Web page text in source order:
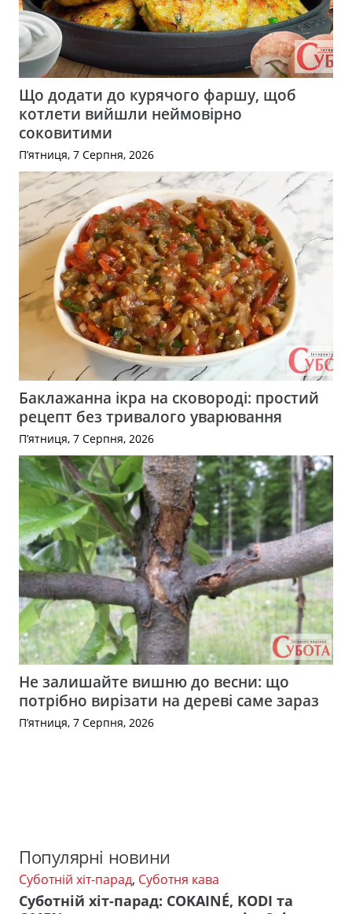
Що додати до курячого фаршу, щоб
котлети вийшли неймовірно
соковитими
П’ятниця, 7 Серпня, 2026
Баклажанна ікра на сковороді: простий
рецепт без тривалого уварювання
П’ятниця, 7 Серпня, 2026
Не залишайте вишню до весни: що
потрібно вирізати на дереві саме зараз
П’ятниця, 7 Серпня, 2026
Популярні новини
Суботній хіт-парад, Суботня кава
Суботній хіт-парад: COKAINÉ, KODI та